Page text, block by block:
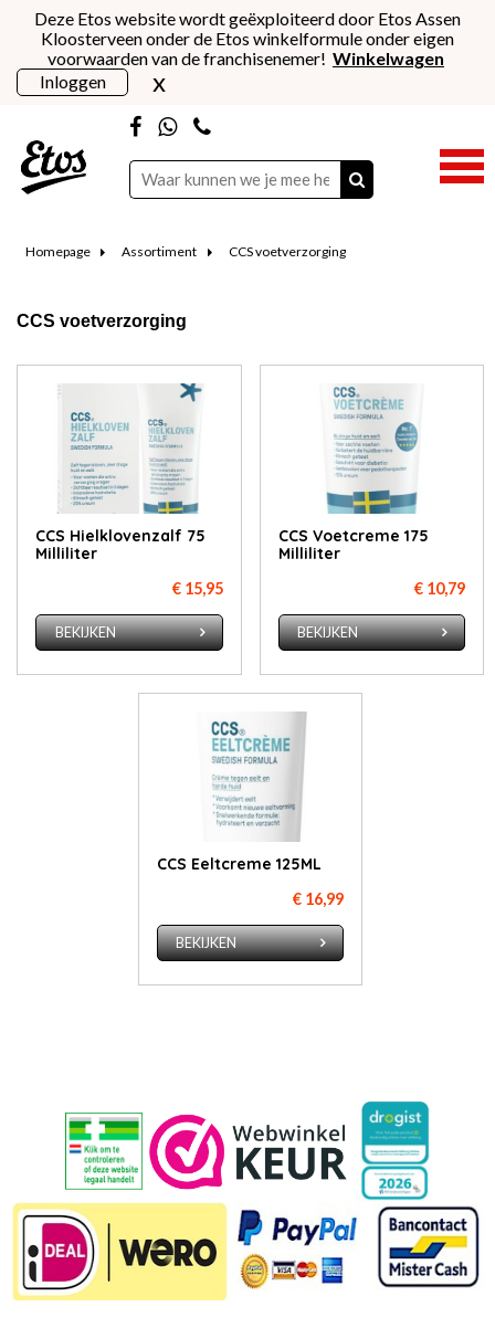
Deze Etos website wordt geëxploiteerd door Etos Assen
Kloosterveen onder de Etos winkelformule onder eigen
voorwaarden van de franchisenemer! Winkelwagen
Inloggen
x
Homepage Assortiment CCS voetverzorging
CCS voetverzorging
CCS Hielklovenzalf 75
Milliliter
€ 15,95
BEKIJKEN
CCS Voetcreme 175
Milliliter
€ 10,79
BEKIJKEN
CCS Eeltcreme 125ML
€ 16,99
BEKIJKEN